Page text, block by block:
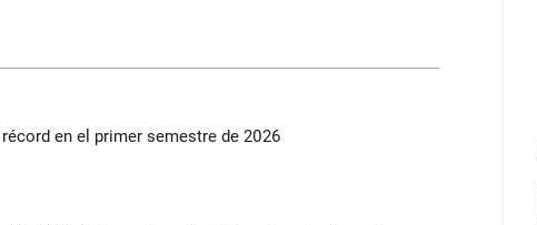
en el primer semestre de 2026